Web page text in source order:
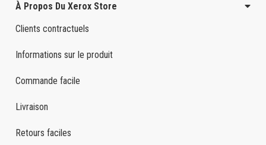
À Propos Du Xerox Store
Clients contractuels
Informations sur le produit
Commande facile
Livraison
Retours faciles